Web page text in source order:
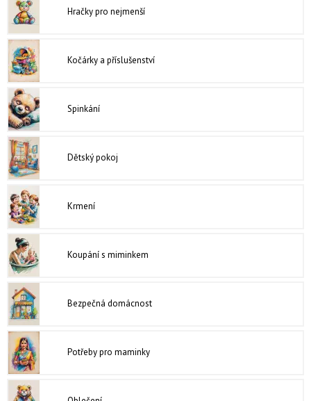
Hračky pro nejmenší
Kočárky a příslušenství
Spinkání
Dětský pokoj
Krmení
Koupání s miminkem
Bezpečná domácnost
Potřeby pro maminky